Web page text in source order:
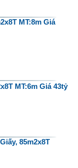
MT:8m Giá
MT:6m Giá 43tỷ
85m2x8T